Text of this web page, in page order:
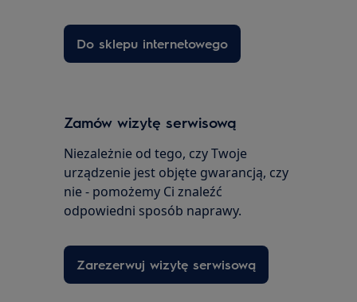
Do sklepu internetowego
Zamów wizytę serwisową
Niezależnie od tego, czy Twoje
urządzenie jest objęte gwarancją, czy
nie - pomożemy Ci znaleźć
odpowiedni sposób naprawy.
Zarezerwuj wizytę serwisową